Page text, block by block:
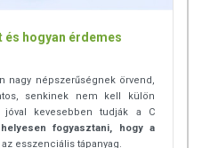
hogyan érdemes
nagy népszerűségnek örvend,
senkinek nem kell külön
kevesebben tudják a C
fogyasztani, hogy a
az esszenciális tápanyag.